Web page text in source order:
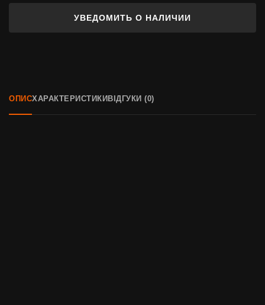
УВЕДОМИТЬ О НАЛИЧИИ
ОПИСХАРАКТЕРИСТИКИ ВІДГУКИ (0)